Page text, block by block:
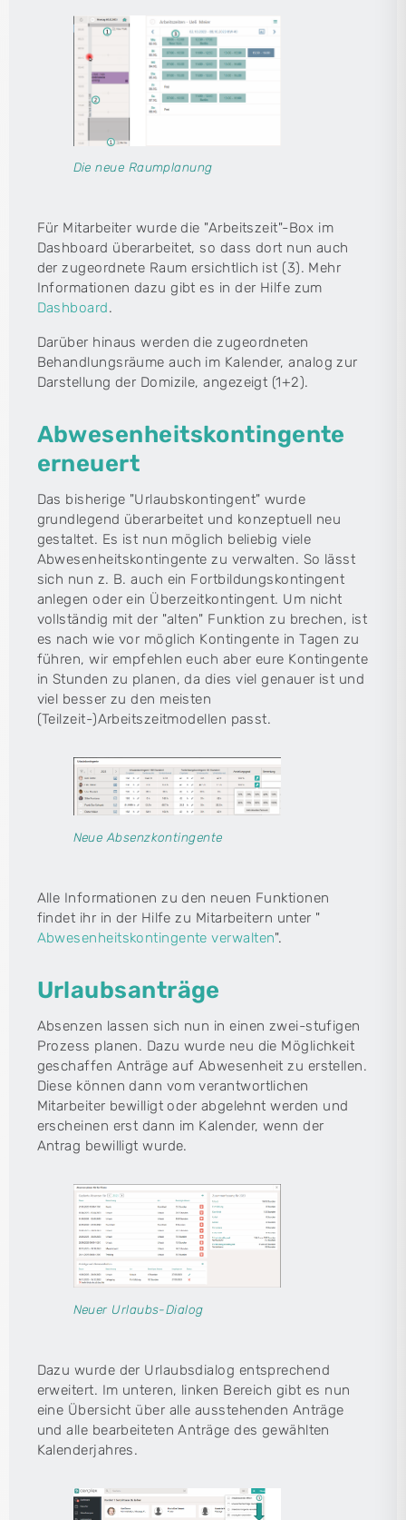
Die neue Raumplanung
Für Mitarbeiter wurde die "Arbeitszeit"-Box im
Dashboard überarbeitet, so dass dort nun auch
der zugeordnete Raum ersichtlich ist (3). Mehr
Informationen dazu gibt es in der Hilfe zum
Dashboard.
Darüber hinaus werden die zugeordneten
Behandlungsräume auch im Kalender, analog zur
Darstellung der Domizile, angezeigt (1+2).
Abwesenheitskontingente
erneuert
Das bisherige "Urlaubskontingent" wurde
grundlegend überarbeitet und konzeptuell neu
gestaltet. Es ist nun möglich beliebig viele
Abwesenheitskontingente zu verwalten. So lässt
sich nun z. B. auch ein Fortbildungskontingent
anlegen oder ein Überzeitkontingent. Um nicht
vollständig mit der "alten" Funktion zu brechen, ist
es nach wie vor möglich Kontingente in Tagen zu
führen, wir empfehlen euch aber eure Kontingente
in Stunden zu planen, da dies viel genauer ist und
viel besser zu den meisten
(Teilzeit-)Arbeitszeitmodellen passt.
Neue Absenzkontingente
Alle Informationen zu den neuen Funktionen
findet ihr in der Hilfe zu Mitarbeitern unter "
Abwesenheitskontingente verwalten".
Urlaubsanträge
Absenzen lassen sich nun in einen zwei-stufigen
Prozess planen. Dazu wurde neu die Möglichkeit
geschaffen Anträge auf Abwesenheit zu erstellen.
Diese können dann vom verantwortlichen
Mitarbeiter bewilligt oder abgelehnt werden und
erscheinen erst dann im Kalender, wenn der
Antrag bewilligt wurde.
Neuer Urlaubs-Dialog
Dazu wurde der Urlaubsdialog entsprechend
erweitert. Im unteren, linken Bereich gibt es nun
eine Übersicht über alle ausstehenden Anträge
und alle bearbeiteten Anträge des gewählten
Kalenderjahres.